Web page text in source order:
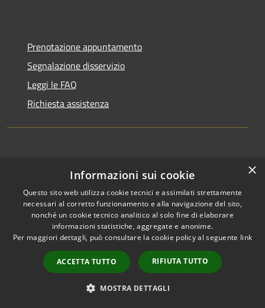
Prenotazione appuntamento
Segnalazione disservizio
Leggi le FAQ
Richiesta assistenza
Amministrazione trasparente
Informativa privacy
Note legali
Dichiarazione di accessibilità
WhistleblowingPA
×
Informazioni sui cookie
Questo sito web utilizza cookie tecnici e assimilati strettamente
necessari al corretto funzionamento e alla navigazione del sito,
nonché un cookie tecnico analitico al solo fine di elaborare
informazioni statistiche, aggregate e anonime.
Per maggiori dettagli, può consultare la cookie policy al seguente link
ACCETTA TUTTO RIFIUTA TUTTO
MOSTRA DETTAGLI